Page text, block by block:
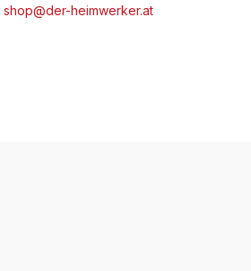
shop@der-heimwerker.at